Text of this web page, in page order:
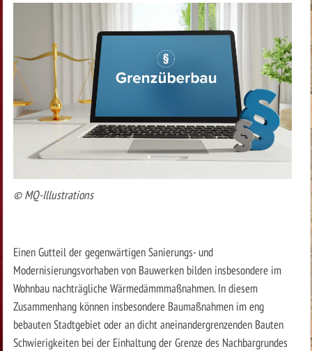
© MQ-Illustrations
Einen Gutteil der gegenwärtigen Sanierungs- und
Modernisierungsvorhaben von Bauwerken bilden insbesondere im
Wohnbau nachträgliche Wärmedämmmaßnahmen. In diesem
Zusammenhang können insbesondere Baumaßnahmen im eng
bebauten Stadtgebiet oder an dicht aneinandergrenzenden Bauten
Schwierigkeiten bei der Einhaltung der Grenze des Nachbargrundes